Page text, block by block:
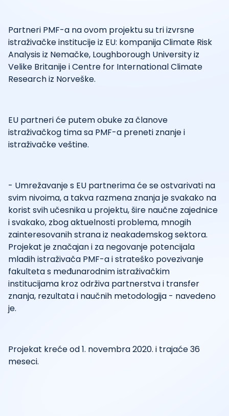
Partneri PMF-a na ovom projektu su tri izvrsne
istraživačke institucije iz EU: kompanija Climate Risk
Analysis iz Nemačke, Loughborough University iz
Velike Britanije i Centre for International Climate
Research iz Norveške.
EU partneri će putem obuke za članove
istraživačkog tima sa PMF-a preneti znanje i
istraživačke veštine.
- Umrežavanje s EU partnerima će se ostvarivati na
svim nivoima, a takva razmena znanja je svakako na
korist svih učesnika u projektu, šire naučne zajednice
i svakako, zbog aktuelnosti problema, mnogih
zainteresovanih strana iz neakademskog sektora.
Projekat je značajan i za negovanje potencijala
mladih istraživača PMF-a i strateško povezivanje
fakulteta s međunarodnim istraživačkim
institucijama kroz održiva partnerstva i transfer
znanja, rezultata i naučnih metodologija - navedeno
je.
Projekat kreće od 1. novembra 2020. i trajaće 36
meseci.